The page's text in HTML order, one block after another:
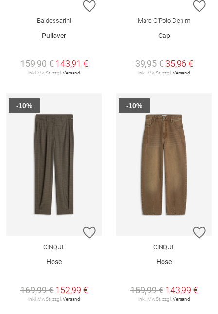
ZUR WUNSCHLISTE HINZUFÜGEN
Baldessarini
Pullover
159,90 € 143,91 €
inkl. MwSt. zzgl. Versand
Marc O'Polo Denim
Cap
39,95 € 35,96 €
inkl. MwSt. zzgl. Versand
ZUR WUNSCHLISTE HINZUFÜGEN
CINQUE
Hose
169,99 € 152,99 €
inkl. MwSt. zzgl.Versand
-10%
CINQUE
Hose
159,99 € 143,99 €
inkl. MwSt. zzgl.Versand
-10%